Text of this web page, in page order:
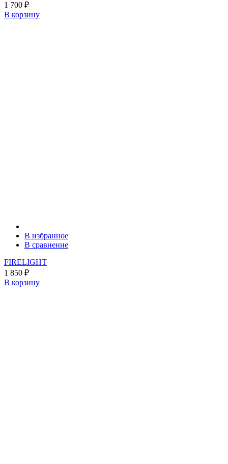
1 700 ₽
В корзину
В избранное
В сравнение
FIRELIGHT
1 850 ₽
В корзину